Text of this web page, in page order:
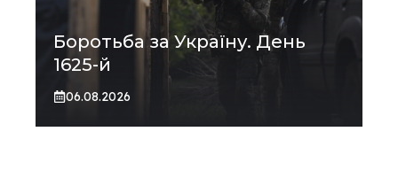
Боротьба за Україну. День
1625-й
06.08.2026